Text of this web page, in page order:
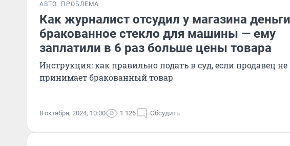
АВТО ПРОБЛЕМА
Как журналист отсудил у магазина
бракованное стекло для машины — ему
заплатили в 6 раз больше цены товара
Инструкция: как правильно подать в суд, если продавец не
принимает бракованный товар
8 октября, 2024, 10:00 1 126 Обсудить